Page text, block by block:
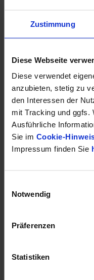
Zustimmung
Diese Webseite
Diese verwendet
anzubieten, stetig zu
den Interessen der
mit Tracking und ggfs.
Ausführliche
Sie im Cookie-
Impressum finden Sie
Notwendig
Präferenzen
Statistiken